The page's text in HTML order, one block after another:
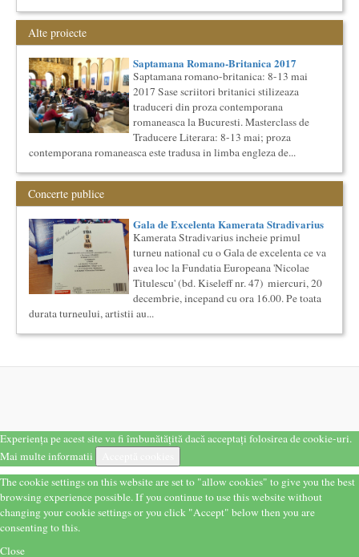
market...
Cursul de Teatru universal
teatrala, de nivel academic, in parteneriat cu Universitatea
Nati...
Locurile Culturii
Catalogul spatiilor in care se pot desfasura evenimente
culturale
Proiect lansat de catre Societatea Muzicala, conceput initial
pentru catalogarea spatiilor (interioare) din Bucuresti in care...
Elitele Romaniei
Anuarul Elitei culturale si stiintifice din Romania
Proiectul lansat de catre Societatea Muzicala, a fost conceput
initial ca un anuar al elitei muzicale din Romania – anuar...
Cursul de Muzica universala (anul I)
Societatea Muzicala organizeaza un curs de cultura generala
muzicala de nivel academic, in parteneriat cu Universitatea
Natio...
Cursul de Filosofie a vietii cotidiene
Societatea Muzicala organizeaza un curs de Filosofie a vietii
semestre),...
Masterclass de traducere literara stilizata de scriitori
englezi
Saptamana romano-britanica: 8-13 mai 2017 Sase scriitori
britanici stilizeaza traduceri din proza contemporana
romaneasca ...
Cursul de Literatura universala: Marile texte literare ale
umanitatii
Societatea Muzicala organizeaza un curs de literatura
Alte proiecte
Saptamana Romano-Britanica 2017
Saptamana romano-britanica: 8-13 mai
2017 Sase scriitori britanici stilizeaza
traduceri din proza contemporana
romaneasca la Bucuresti. Masterclass de
Traducere Literara: 8-13 mai; proza
contemporana romaneasca este tradusa in limba engleza de...
Concerte publice
Gala de Excelenta Kamerata Stradivarius
Kamerata Stradivarius incheie primul
turneu national cu o Gala de excelenta ce va
avea loc la Fundatia Europeana 'Nicolae
Titulescu' (bd. Kiseleff nr. 47) miercuri, 20
decembrie, incepand cu ora 16.00. Pe toata
durata turneului, artistii au...
Experiența pe acest site va fi îmbunătățită dacă acceptați folosirea de cookie-uri.
Mai multe informatii
The cookie settings on this website are set to "allow cookies" to give you the best
browsing experience possible. If you continue to use this website without
changing your cookie settings or you click "Accept" below then you are
consenting to this.
Close